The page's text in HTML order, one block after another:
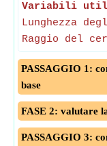
Variabili
Lunghezza
Raggio del
PASSAGGIO 1:
base
FASE 2: valutare
PASSAGGIO 3: